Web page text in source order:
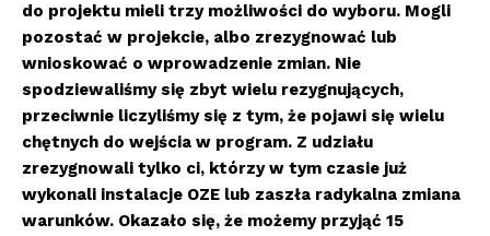
do projektu mieli trzy możliwości do wyboru. Mogli
pozostać w projekcie, albo zrezygnować lub
wnioskować o wprowadzenie zmian. Nie
spodziewaliśmy się zbyt wielu rezygnujących,
przeciwnie liczyliśmy się z tym, że pojawi się wielu
chętnych do wejścia w program. Z udziału
zrezygnowali tylko ci, którzy w tym czasie już
wykonali instalacje OZE lub zaszła radykalna zmiana
warunków. Okazało się, że możemy przyjąć 15